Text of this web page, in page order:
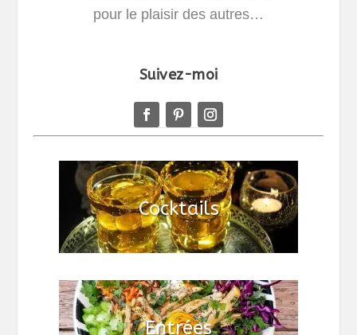
pour le plaisir des autres…
Suivez-moi